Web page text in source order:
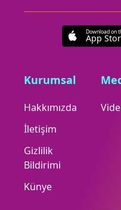
Download on
App
Kurumsal
Hakkımızda
İletişim
Gizlilik
Bildirimi
Künye